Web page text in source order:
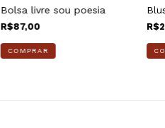
Bolsa livre sou poesia
R$87,00